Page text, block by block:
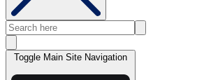
Toggle Main Site Navigation